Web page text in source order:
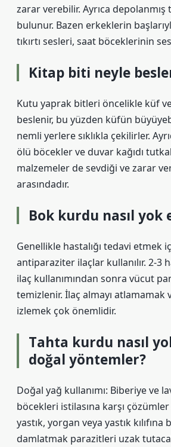
zarar verebilir. Ayrıca depolanmış
bulunur. Bazen erkeklerin
tıkırtı sesleri, saat böceklerinin
Kitap biti neyle
Kutu yaprak bitleri öncelikle küf
beslenir, bu yüzden küfün
nemli yerlere sıklıkla çekilirler.
ölü böcekler ve duvar kağıdı
malzemeler de sevdiği ve zarar
arasındadır.
Bok kurdu nasıl yok
Genellikle hastalığı tedavi etmek
antiparaziter ilaçlar kullanılır. 2-3
ilaç kullanımından sonra vücut
temizlenir. İlaç almayı atlamamak
izlemek çok önemlidir.
Tahta kurdu nasıl
doğal yöntemler?
Doğal yağ kullanımı: Biberiye ve
böcekleri istilasına karşı çözümler
yastık, yorgan veya yastık
damlatmak parazitleri uzak